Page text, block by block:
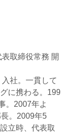
取締役常務 開
社。一貫して
に携わる。199
。2007年よ
。2009年5
立時、代表取